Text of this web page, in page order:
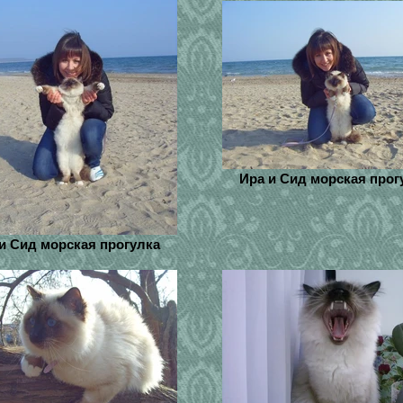
Сид морская прогулка
Ира и Сид морская